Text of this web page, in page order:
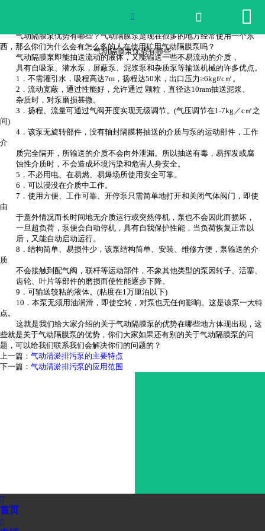
网站首页
2026世界杯官网
产品中心
荣誉资质
公司实景
公司动态
产品服务
联系我们

气动隔膜泵优势有哪些
 
气动隔膜泵优势有哪些
气动隔膜泵优势有哪些？气动隔膜泵是现在很多的地方经常使用一个东
西，那么你们为什么会有怎么多的人在使用矿用气动隔膜泵吗？
气动隔膜泵即能抽送流动的液体，又能输送一些不易流动的介质，
具有自吸泵、潜水泵，屏蔽泵、泥浆泵和杂质泵等输送机械的许多优点。
1．不需灌引水，吸程高达7m，扬程达50米，出口压力≥6kgf/c㎡。
2．流动宽蔽，通过性能好，允许通过 颗粒，直径达10ram抽送泥浆、
杂质时，对泵磨损甚微。
3．扬程、流量可通过气阀开度实现无级调节。(气压调节在1-7kg／c㎡之
间)
4．该泵无旋转部件，没有轴封隔膜将抽送的介质与泵的运动部件，工作
介
质完全隔开，所输送的介质不会向外泄漏。所以抽送有毒，易挥发或腐
蚀性介质时，不会造成环境污染和危害人身安全。
5．不必用电、在易燃、易爆场所使用安全可靠。
6．可以浸没在介质中工作。
7．使用方便、工作可靠、开停泵只需简单地打开和关闭气体阀门，即使
由
于意外情况而长时间地无介质运行或突然停机，泵也不会因此而损坏，
一旦超负荷，泵便会自动停机，具有自我保护性能，当负荷恢复正常以
后，又能自动启动运行。
8．结构简单、易损件少，该泵结构简单、安装、维修方便，泵输送的介
质
不会接触到配气阀，联杆等运动部件，不象其他类型的泵因转子、活塞、
齿轮、叶片等部件的磨损而使性能逐步下降。
9．可输送较粘的液体。(粘度在1万厘泊以下)
10．本泵无须用油润滑，即使空转，对泵也无任何影响。这是该泵一大特
点。
这就是我们给大家介绍的关于气动隔膜泵的优势在哪些地方体现出现，这
些就是关于气动隔膜泵的优势，你们大家如果还有别的关于气动隔膜泵的问
题，可以给我们联系我们会解决你们的问题的？
上一篇： 气动清淤排污泵的主要特点
下一篇： 气动清淤排污泵的应用范围

首页
